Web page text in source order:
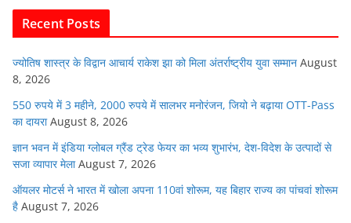
o
o
k
p
Recent Posts
ज्योतिष शास्त्र के विद्वान आचार्य राकेश झा को मिला अंतर्राष्ट्रीय युवा सम्मान August
8, 2026
550 रुपये में 3 महीने, 2000 रुपये में सालभर मनोरंजन, जियो ने बढ़ाया OTT-Pass
का दायरा August 8, 2026
ज्ञान भवन में इंडिया ग्लोबल ग्रैंड ट्रेड फेयर का भव्य शुभारंभ, देश-विदेश के उत्पादों से
सजा व्यापार मेला August 7, 2026
ऑयलर मोटर्स ने भारत में खोला अपना 110वां शोरूम, यह बिहार राज्य का पांचवां शोरूम
है August 7, 2026